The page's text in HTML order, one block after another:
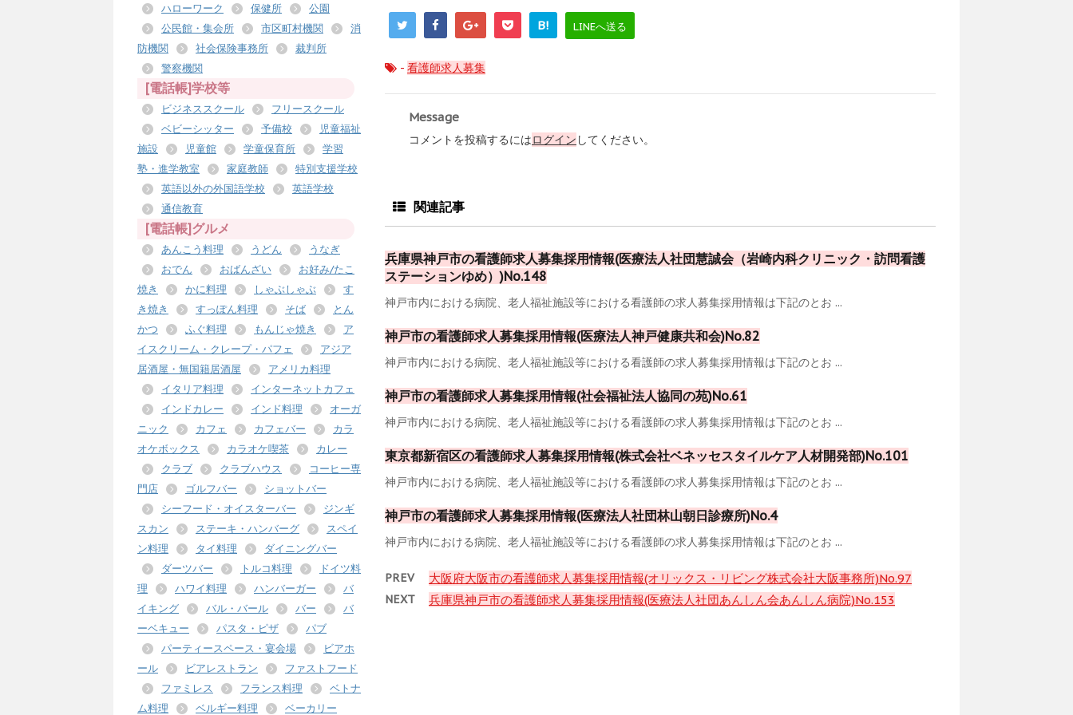
B! LINEへ送る
- 看護師求人募集
Message
コメントを投稿するにはログイン してください。
関連記事
兵庫県神戸市の看護師求人募集採用情報(医療法人社団慧誠会（岩崎内科クリニック・訪問看護
ステーションゆめ）)No.148
神戸市内における病院、老人福祉施設等における看護師の求人募集採用情報は下記のとお ...
神戸市の看護師求人募集採用情報(医療法人神戸健康共和会)No.82
神戸市内における病院、老人福祉施設等における看護師の求人募集採用情報は下記のとお ...
神戸市の看護師求人募集採用情報(社会福祉法人協同の苑)No.61
神戸市内における病院、老人福祉施設等における看護師の求人募集採用情報は下記のとお ...
東京都新宿区の看護師求人募集採用情報(株式会社ベネッセスタイルケア人材開発部)No.101
神戸市内における病院、老人福祉施設等における看護師の求人募集採用情報は下記のとお ...
神戸市の看護師求人募集採用情報(医療法人社団林山朝日診療所)No.4
神戸市内における病院、老人福祉施設等における看護師の求人募集採用情報は下記のとお ...
PREV 大阪府大阪市の看護師求人募集採用情報(オリックス・リビング株式会社大阪事務所)No.97
NEXT 兵庫県神戸市の看護師求人募集採用情報(医療法人社団あんしん会あんしん病院)No.153
ハローワーク 保健所
公園
公民館・集会所
市区町村機関
消
防機関
社会保険事務所
裁判所
警察機関
[電話帳]学校等
ビジネススクール
フリースクール
ベビーシッター
予備校
児童福祉
施設
児童館 学童保育所
学習
塾・進学教室
家庭教師
特別支援学校
英語以外の外国語学校
英語学校
通信教育
[電話帳]グルメ
あんこう料理 うどん
うなぎ
おでん
おばんざい
お好み/たこ
焼き
かに料理 しゃぶしゃぶ
す
き焼き
すっぽん料理 そば
とん
かつ
ふぐ料理 もんじゃ焼き
ア
イスクリーム・クレープ・パフェ
アジア
居酒屋・無国籍居酒屋
アメリカ料理
イタリア料理
インターネットカフェ
インドカレー
インド料理
オーガ
ニック
カフェ カフェバー
カラ
オケボックス
カラオケ喫茶
カレー
クラブ
クラブハウス
コーヒー専
門店
ゴルフバー
ショットバー
シーフード・オイスターバー
ジンギ
スカン
ステーキ・ハンバーグ
スペイ
ン料理
タイ料理
ダイニングバー
ダーツバー
トルコ料理
ドイツ料
理
ハワイ料理 ハンバーガー
バ
イキング
バル・バール バー
バ
ーベキュー
パスタ・ピザ
パブ
パーティースペース・宴会場
ビアホ
ール
ビアレストラン
ファストフード
ファミレス
フランス料理
ベトナ
ム料理
ベルギー料理
ベーカリー